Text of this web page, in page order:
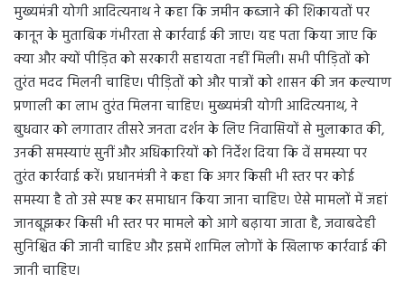
मुख्यमंत्री योगी आदित्यनाथ ने कहा कि जमीन कब्जाने की शिकायतों पर
कानून के मुताबिक गंभीरता से कार्रवाई की जाए। यह पता किया जाए कि
क्या और क्यों पीड़ित को सरकारी सहायता नहीं मिली। सभी पीड़ितों को
तुरंत मदद मिलनी चाहिए। पीड़ितों को और पात्रों को शासन की जन कल्याण
प्रणाली का लाभ तुरंत मिलना चाहिए। मुख्यमंत्री योगी आदित्यनाथ, ने
बुधवार को लगातार तीसरे जनता दर्शन के लिए निवासियों से मुलाकात की,
उनकी समस्याएं सुनीं और अधिकारियों को निर्देश दिया कि वें समस्या पर
तुरंत कार्रवाई करें। प्रधानमंत्री ने कहा कि अगर किसी भी स्तर पर कोई
समस्या है तो उसे स्पष्ट कर समाधान किया जाना चाहिए। ऐसे मामलों में जहां
जानबूझकर किसी भी स्तर पर मामले को आगे बढ़ाया जाता है, जवाबदेही
सुनिश्चित की जानी चाहिए और इसमें शामिल लोगों के खिलाफ कार्रवाई की
जानी चाहिए।